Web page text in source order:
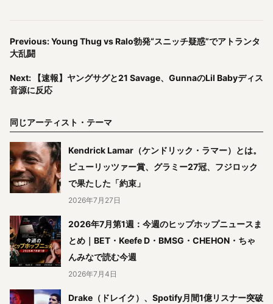
Previous: Young Thug vs Ralo勃発“スニッチ疑惑”でアトランタ
大乱闘
Next: 【速報】ヤングサグと21 Savage、GunnaのLil Babyディス
音源に反応
同じアーティスト・テーマ
Kendrick Lamar（ケンドリック・ラマー）とは。
ピューリッツァー賞、グラミー27冠、フジロック
で果たした「約束」
2026年7月27日
2026年7月第1週：今週のヒップホップニュースま
とめ｜BET・Keefe D・BMSG・CHEHON・ちゃ
んみなで読む今週
2026年7月4日
Drake（ドレイク）、Spotify月間1億リスナー突破